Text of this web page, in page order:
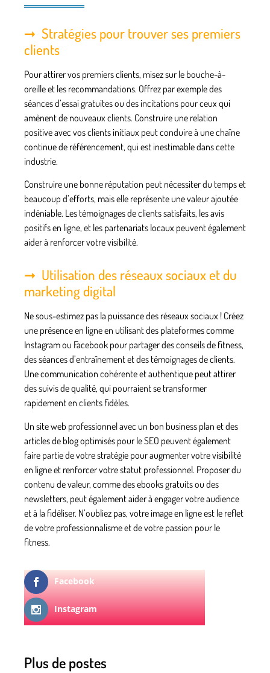
Stratégies pour trouver ses premiers
clients
Pour attirer vos premiersclients, misez sur le bouche-à-
oreille et les recommandations. Offrez par exemple des
séances d’essai gratuites ou des incitations pour ceux qui
amènent de nouveaux clients. Construire une relation
positive avec vos clients initiaux peut conduire à une chaîne
continue de référencement, qui est inestimable dans cette
industrie.
Construire une bonne réputation peut nécessiter du temps et
beaucoup d’efforts, mais elle représente une valeur ajoutée
indéniable. Les témoignages de clients satisfaits, les avis
positifs en ligne, et les partenariats locaux peuvent également
aider à renforcer votre visibilité.
Utilisation des réseaux sociaux et du
marketing digital
Ne sous-estimez pas la puissance des réseaux sociaux ! Créez
une présence en ligne en utilisant des plateformes comme
Instagram ou Facebook pour partager des conseils de fitness,
des séances d’entraînement et des témoignages declients.
Une communication cohérente et authentique peut attirer
des suivis de qualité, qui pourraient se transformer
rapidement en clients fidèles.
Un site web professionnel avec un bon business plan et des
articles de blog optimisés pour leSEO peuvent également
faire partie de votre stratégie pour augmenter votre visibilité
en ligne et renforcer votre statut professionnel. Proposer du
contenu de valeur, comme des ebooks gratuits ou des
newsletters, peut également aider à engager votre audience
et à la fidéliser. N’oubliez pas, votre image en ligne est le reflet
de votre professionnalisme et de votre passion pour le
fitness.
Facebook
Instagram
Plus de postes